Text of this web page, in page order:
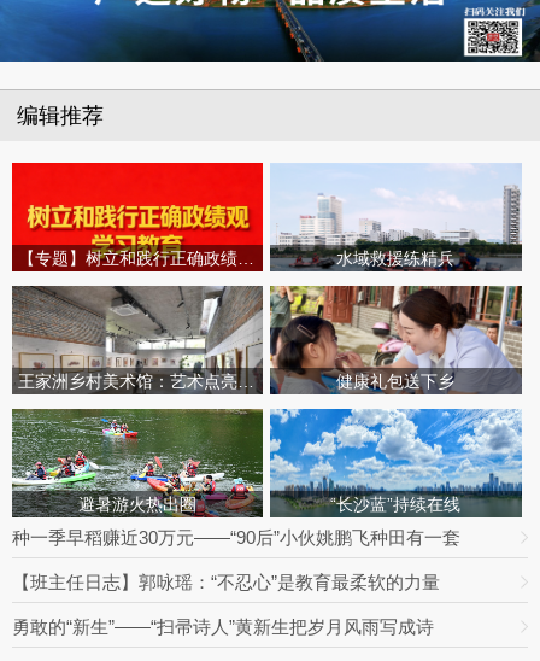
编辑推荐
水域救援练精兵
王家洲乡村美术馆：艺术点亮田园乡村 健康礼包送下乡
避暑游火热出圈 “长沙蓝”持续在线
种一季早稻赚近30万元——“90后”小伙姚鹏飞种田有一套
【班主任日志】郭咏瑶：“不忍心”是教育最柔软的力量
勇敢的“新生”——“扫帚诗人”黄新生把岁月风雨写成诗